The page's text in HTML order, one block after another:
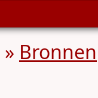
» Bronnen